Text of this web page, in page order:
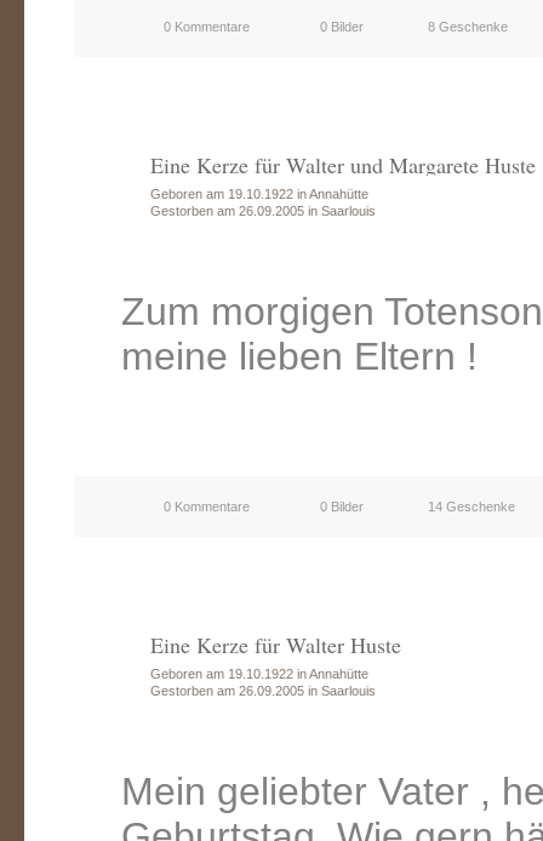
0 Kommentare 0 Bilder 8 Geschenke
Eine Kerze für Walter und Margarete Huste
Geboren am 19.10.1922 in Annahütte
Gestorben am 26.09.2005 in Saarlouis
Zum morgigen
meine lieben Eltern !
0 Kommentare 0 Bilder 14 Geschenke
Eine Kerze für Walter Huste
Geboren am 19.10.1922 in Annahütte
Gestorben am 26.09.2005 in Saarlouis
Mein geliebter Vater ,